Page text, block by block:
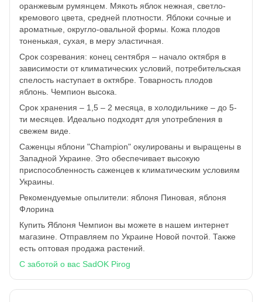
оранжевым румянцем. Мякоть яблок нежная, светло-
кремового цвета, средней плотности. Яблоки сочные и
ароматные, округло-овальной формы. Кожа плодов
тоненькая, сухая, в меру эластичная.
Срок созревания: конец сентября – начало октября в
зависимости от климатических условий, потребительская
спелость наступает в октябре. Товарность плодов
яблонь. Чемпион высока.
Срок хранения – 1,5 – 2 месяца, в холодильнике – до 5-
ти месяцев. Идеально подходят для употребления в
свежем виде.
Саженцы яблони "Champion" окулированы и выращены в
Западной Украине. Это обеспечивает высокую
приспособленность саженцев к климатическим условиям
Украины.
Рекомендуемые опылители: яблоня Пиновая, яблоня
Флорина
Купить Яблоня Чемпион вы можете в нашем интернет
магазине. Отправляем по Украине Новой почтой. Также
есть оптовая продажа растений.
С заботой о вас SadOK Pirog